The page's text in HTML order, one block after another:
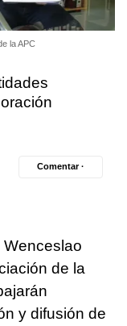
la APC
Comentar ·
Wenceslao
de la
y difusión de